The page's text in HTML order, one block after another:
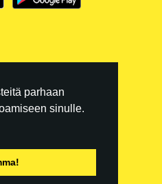
parhaan
sinulle.